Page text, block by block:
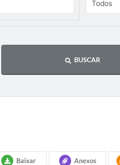
BUSCAR
Baixar Anexos